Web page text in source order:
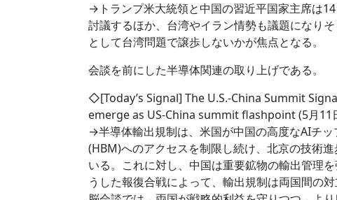
→トランプ米大統領と中国の習近平国家主席は
討議するほか、台湾やイラン情勢も議題になり
として台湾問題で譲歩しないかが焦点となる。
会談を前にした半導体関連の取り上げである。
◇[Today’s Signal] The U.S.-China Summit
emerge as US-China summit flashpoint (5月11
→半導体輸出規制は、米国が中国の高度なAIチ
(HBM)へのアクセスを制限し続け、北京の技術
いる。これに対し、中国は重要鉱物の輸出管理
うした報復合戦によって、輸出規制は両国間の